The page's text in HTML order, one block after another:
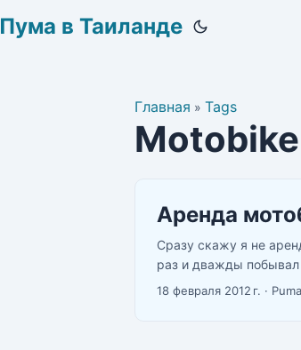
Пума в Таиланде
Главная » Tags
Motobike
Аренда
Сразу скажу я не
раз и дважды побывал
заполировали
18 февраля 2012 г. · Puma